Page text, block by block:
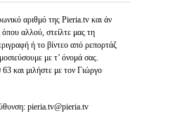
αριθμό της Pieria.tv και άν
αλλού, στείλτε μας τη
ή το βίντεο από ρεπορτάζ
με τ’ όνομά σας.
και μιλήστε με τον Γιώργο
pieria.tv@pieria.tv